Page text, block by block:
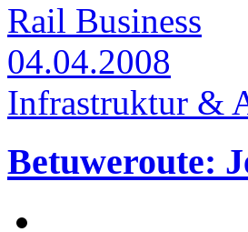
Rail Business
04.04.2008
Infrastruktur &
Betuweroute: